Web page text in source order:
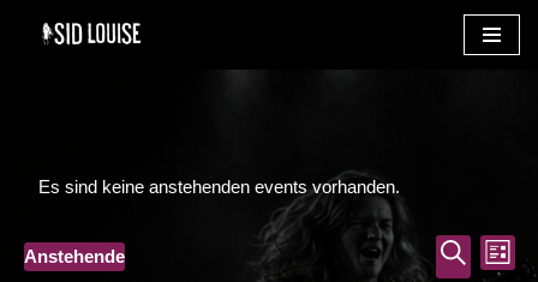
Es sind keine anstehenden events vorhanden.
Liste
Anstehende